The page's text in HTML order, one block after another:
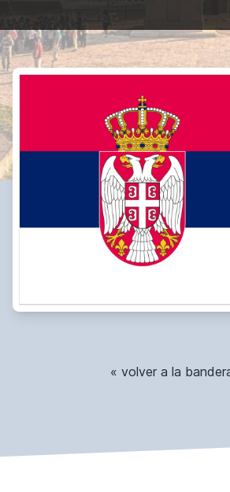
« volver a la